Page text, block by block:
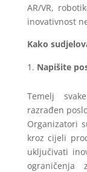
AR/VR,
inovativnost
Kako
Napišite
Temelj
razrađen
Organizatori
kroz cijeli
uključivati
ograničenja